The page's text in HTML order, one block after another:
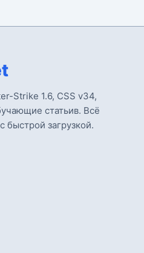
Strike 1.6, CSS v34,
статьив. Всё
быстрой загрузкой.